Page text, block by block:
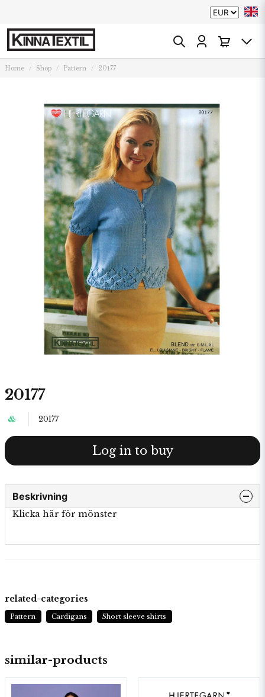
Home Shop Pattern 20177
20177
20177
Log in to buy
Beskrivning
Klicka här för mönster
similar-products
related-categories
Pattern Cardigans Short sleeve shirts